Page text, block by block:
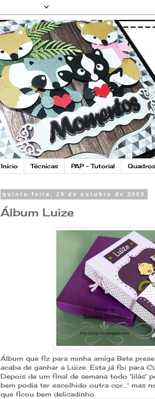
Início Técnicas PAP - Tutorial
quinta-feira, 29 de outubro de 2009
Álbum Luize
Álbum que fiz para minha amiga Bete
acaba de ganhar a Luize. Esta já foi para
Depois de um final de semana todo 'lilás'
bem podia ter escolhido outra cor...' mas
que ficou bem delicadinho.